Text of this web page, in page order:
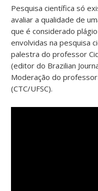
Pesquisa científica só
avaliar a qualidade de
que é considerado
envolvidas na pesquisa
palestra do professor
(editor do Brazilian
Moderação do
(CTC/UFSC).